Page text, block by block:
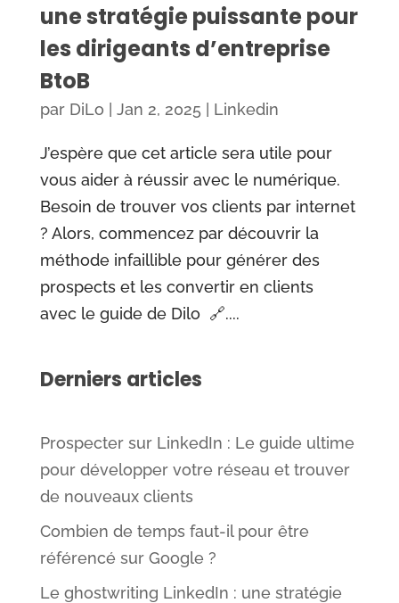
une stratégie puissante pour
les dirigeants d’entreprise
BtoB
par DiLo | Jan 2, 2025| Linkedin
J’espère que cet article sera utile pour
vous aider à réussir avec le numérique.
Besoin de trouver vos clients par internet
? Alors, commencez par découvrir la
méthode infaillible pour générer des
prospects et les convertir en clients
avec le guide de Dilo 🔗....
Derniers articles
Prospecter sur LinkedIn : Le guide ultime
pour développer votre réseau et trouver
de nouveaux clients
Combien de temps faut-il pour être
référencé sur Google ?
Le ghostwriting LinkedIn : une stratégie